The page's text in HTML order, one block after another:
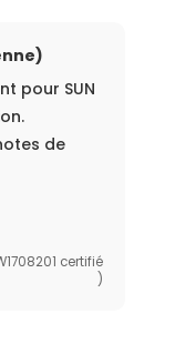
pour SUN
de
certifié
)